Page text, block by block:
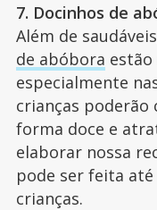
7. Docinhos de
Além de
de abóbora
especialmente
crianças poderão
forma doce e
elaborar nossa
pode ser feita
crianças.